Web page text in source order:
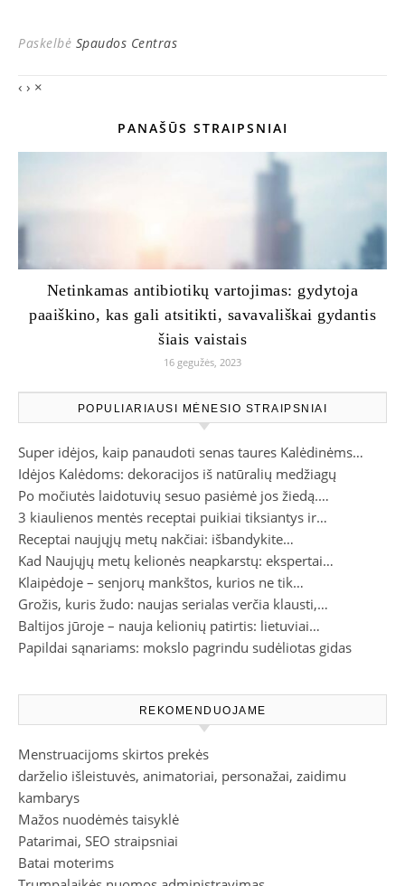
Paskelbė Spaudos Centras
‹ › ×
PANAŠŪS STRAIPSNIAI
Netinkamas antibiotikų vartojimas: gydytoja
paaiškino, kas gali atsitikti, savavališkai gydantis
šiais vaistais
16 gegužės, 2023
POPULIARIAUSI MĖNESIO STRAIPSNIAI
Super idėjos, kaip panaudoti senas taures Kalėdinėms…
Idėjos Kalėdoms: dekoracijos iš natūralių medžiagų
Po močiutės laidotuvių sesuo pasiėmė jos žiedą.…
3 kiaulienos mentės receptai puikiai tiksiantys ir…
Receptai naujųjų metų nakčiai: išbandykite…
Kad Naujųjų metų kelionės neapkarstų: ekspertai…
Klaipėdoje – senjorų mankštos, kurios ne tik…
Grožis, kuris žudo: naujas serialas verčia klausti,…
Baltijos jūroje – nauja kelionių patirtis: lietuviai…
Papildai sąnariams: mokslo pagrindu sudėliotas gidas
REKOMENDUOJAME
Menstruacijoms skirtos prekės
darželio išleistuvės, animatoriai, personažai, zaidimu
kambarys
Mažos nuodėmės taisyklė
Patarimai, SEO straipsniai
Batai moterims